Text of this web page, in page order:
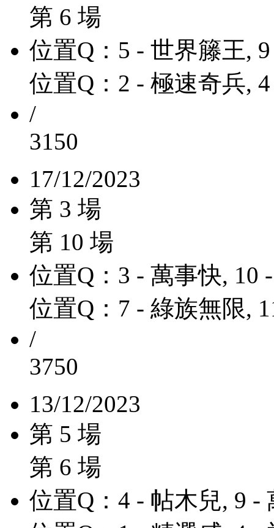
第 6 場
位置Q：5 - 世界籐王,
位置Q：2 - 極速奇兵,
/
3150
17/12/2023
第 3 場
第 10 場
位置Q：3 - 萬事快, 10
位置Q：7 - 綠族無限,
/
3750
13/12/2023
第 5 場
第 6 場
位置Q：4 - 帖木兒, 9 -